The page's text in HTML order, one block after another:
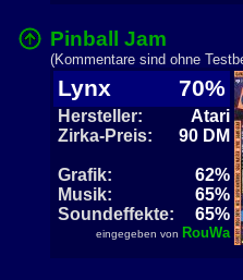
Pinball Jam
(Kommentare sind ohne
Lynx 70%
Hersteller:
Atari
Zirka-Preis:
90 DM
Grafik:
62%
Musik:
65%
Soundeffekte:
65%
eingegeben von RouWa